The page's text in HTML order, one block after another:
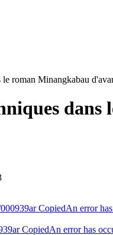
le roman Minangkabau
CopiedAn error
CopiedAn error has